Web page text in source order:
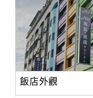
飯店外觀